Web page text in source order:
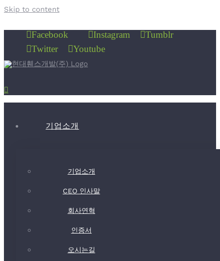
Skip to content
Facebook Instagram
Tumblr
Twitter
Youtube
기업소개
기업소개
CEO 인사말
회사연혁
인증서
오시는길